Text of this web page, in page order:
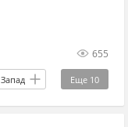
655
Еще 10
Запад